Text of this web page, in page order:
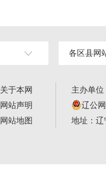
各区县网
关于本网
网站声明
网站地图
主办单
辽公
地址：辽